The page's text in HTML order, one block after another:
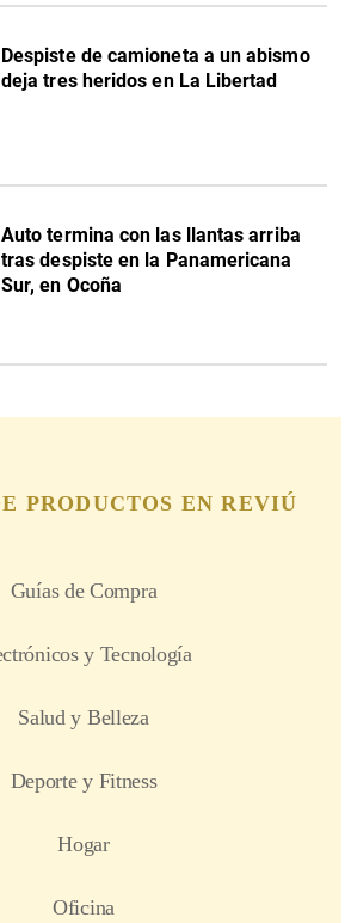
Despiste de camioneta a un abismo
deja tres heridos en La Libertad
Auto termina con las llantas arriba
tras despiste en la Panamericana
Sur, en Ocoña